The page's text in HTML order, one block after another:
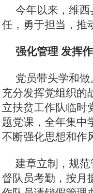
今年以来，维
任，勇于担当，推
强化管理 发挥
党员带头学和
充分发挥党组织的
立扶贫工作队临时
题党课，全年集中
不断强化思想和作
建章立制，规
督队员考勤，按月